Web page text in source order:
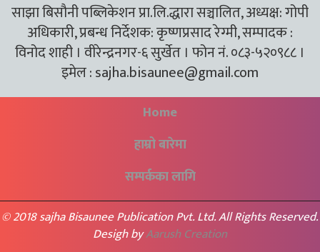
साझा बिसौनी पब्लिकेशन प्रा.लि.द्धारा सञ्चालित, अध्यक्ष: गोपी
अधिकारी, प्रबन्ध निर्देशक: कृष्णप्रसाद रेग्मी, सम्पादक :
विनोद शाही । वीरेन्द्रनगर-६ सुर्खेत । फोन नं. ०८३-५२०९८८ ।
इमेल :sajha.bisaunee@gmail.com
Home
हाम्रो बारेमा
सम्पर्कका लागि
© 2018 sajha Bisaunee Publication Pvt. Ltd. All Rights Reserved.
Desigh byAarush Creation